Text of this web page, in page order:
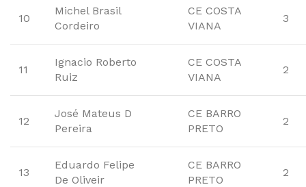
10
Michel Brasil
Cordeiro
CE COSTA
VIANA
3
11
Ignacio Roberto
Ruiz
CE COSTA
VIANA
2
12
José Mateus D
Pereira
CE BARRO
PRETO
2
13
Eduardo Felipe
De Oliveir
CE BARRO
PRETO
2